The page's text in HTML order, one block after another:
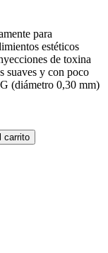
para
estéticos
de toxina
suaves y con poco
(diámetro 0,30 mm)
carrito